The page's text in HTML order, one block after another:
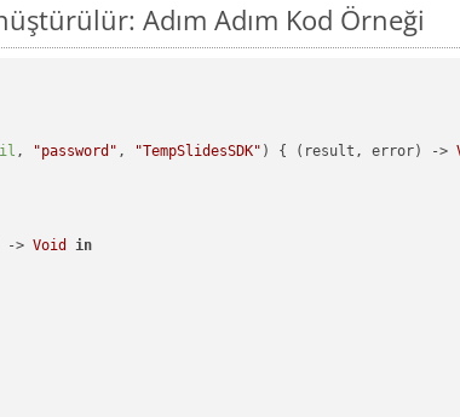
Adım Adım Kod Örneği
, "password" , "TempSlidesSDK" ) { (result, error) ->
-> Void
in